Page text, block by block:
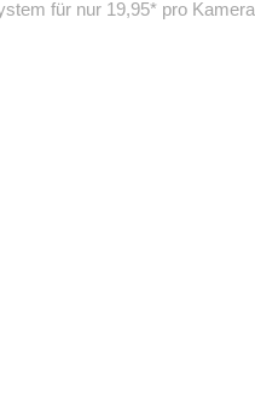
für nur 19,95* pro Kamera